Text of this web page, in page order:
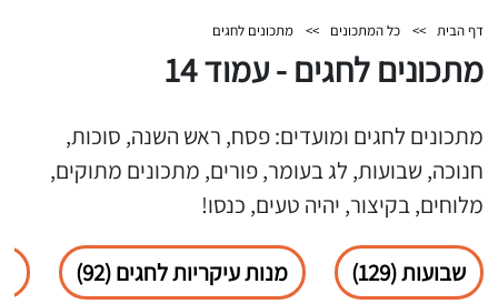
דף הבית >> כל המתכונים >> מתכונים לחגים
מתכונים לחגים - עמוד 14
מתכונים לחגים ומועדים: פסח, ראש השנה, סוכות,
חנוכה, שבועות, לג בעומר, פורים, מתכונים מתוקים,
מלוחים, בקיצור, יהיה טעים, כנסו!
שבועות (129) מנות עיקריות לחגים (92)